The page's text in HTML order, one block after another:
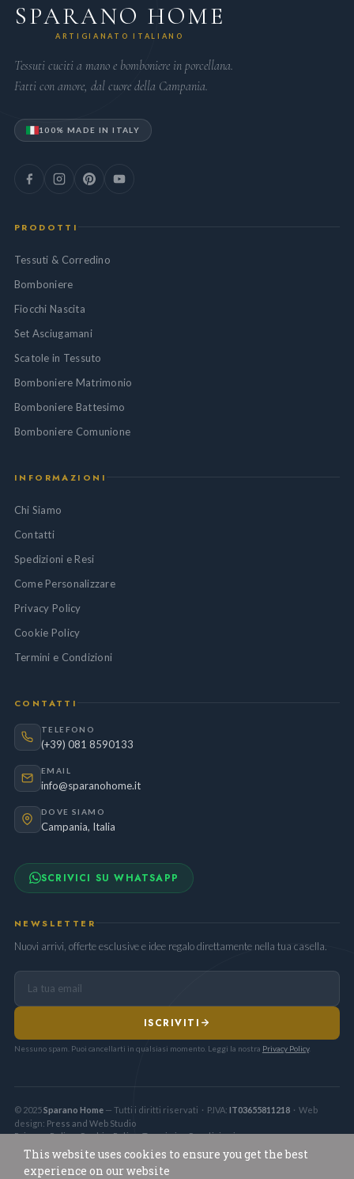
SPARANO HOME
ARTIGIANATO ITALIANO
Tessuti cuciti a mano e bomboniere in porcellana.
Fatti con amore, dal cuore della Campania.
100% MADE IN ITALY
PRODOTTI
Tessuti & Corredino
Bomboniere
Fiocchi Nascita
Set Asciugamani
Scatole in Tessuto
Bomboniere Matrimonio
Bomboniere Battesimo
Bomboniere Comunione
INFORMAZIONI
Chi Siamo
Contatti
Spedizioni e Resi
Come Personalizzare
Privacy Policy
Cookie Policy
Termini e Condizioni
CONTATTI
TELEFONO
(+39) 081 8590133
EMAIL
info@sparanohome.it
DOVE SIAMO
Campania, Italia
SCRIVICI SU WHATSAPP
NEWSLETTER
Nuovi arrivi, offerte esclusive e idee regalo direttamente nella tua casella.
ISCRIVITI
Nessuno spam. Puoi cancellarti in qualsiasi momento. Leggi la nostra Privacy Policy.
© 2025Sparano Home— Tutti i diritti riservati · P.IVA: IT03655811218· Web
design: Press and Web Studio
Privacy Policy·Cookie Policy·Termini e Condizioni
This website uses cookies to ensure you get the best
experience on our website